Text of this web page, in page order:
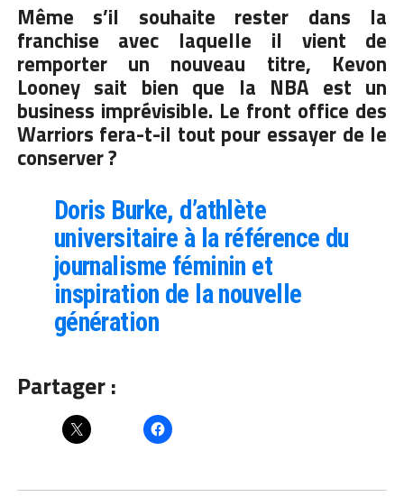
Même s’il souhaite rester dans la
franchise avec laquelle il vient de
remporter un nouveau titre, Kevon
Looney sait bien que la NBA est un
business imprévisible. Le front office des
Warriors fera-t-il tout pour essayer de le
conserver ?
Doris Burke, d’athlète
universitaire à la référence du
journalisme féminin et
inspiration de la nouvelle
génération
Partager :